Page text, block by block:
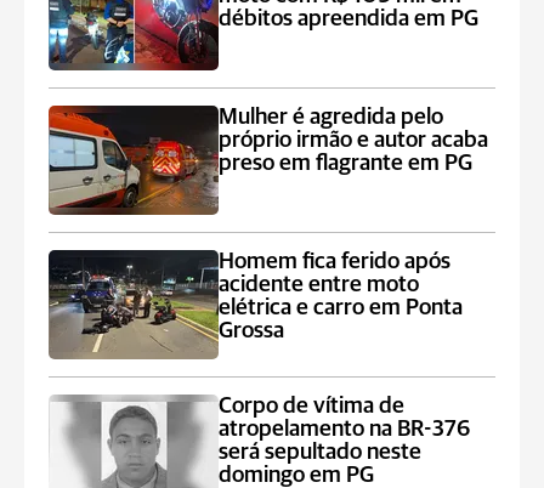
débitos apreendida em PG
Mulher é agredida pelo
próprio irmão e autor acaba
preso em flagrante em PG
Homem fica ferido após
acidente entre moto
elétrica e carro em Ponta
Grossa
Corpo de vítima de
atropelamento na BR-376
será sepultado neste
domingo em PG